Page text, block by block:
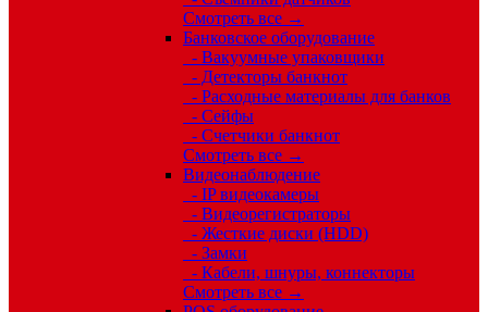
Смотреть все →
Банковское оборудование
- Вакуумные упаковщики
- Детекторы банкнот
- Расходные материалы для банков
- Сейфы
- Счетчики банкнот
Смотреть все →
Видеонаблюдение
- IP видеокамеры
- Видеорегистраторы
- Жесткие диски (HDD)
- Замки
- Кабели, шнуры, коннекторы
Смотреть все →